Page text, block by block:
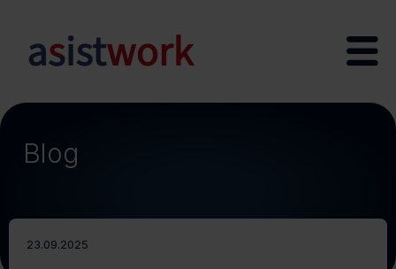
Blog
23.09.2025